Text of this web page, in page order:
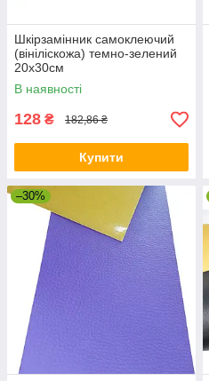
Шкірзамінник самоклеючий
(вініліскожа) темно-зелений
20х30см
В наявності
128 ₴ 182,86 ₴
Купити
–30%